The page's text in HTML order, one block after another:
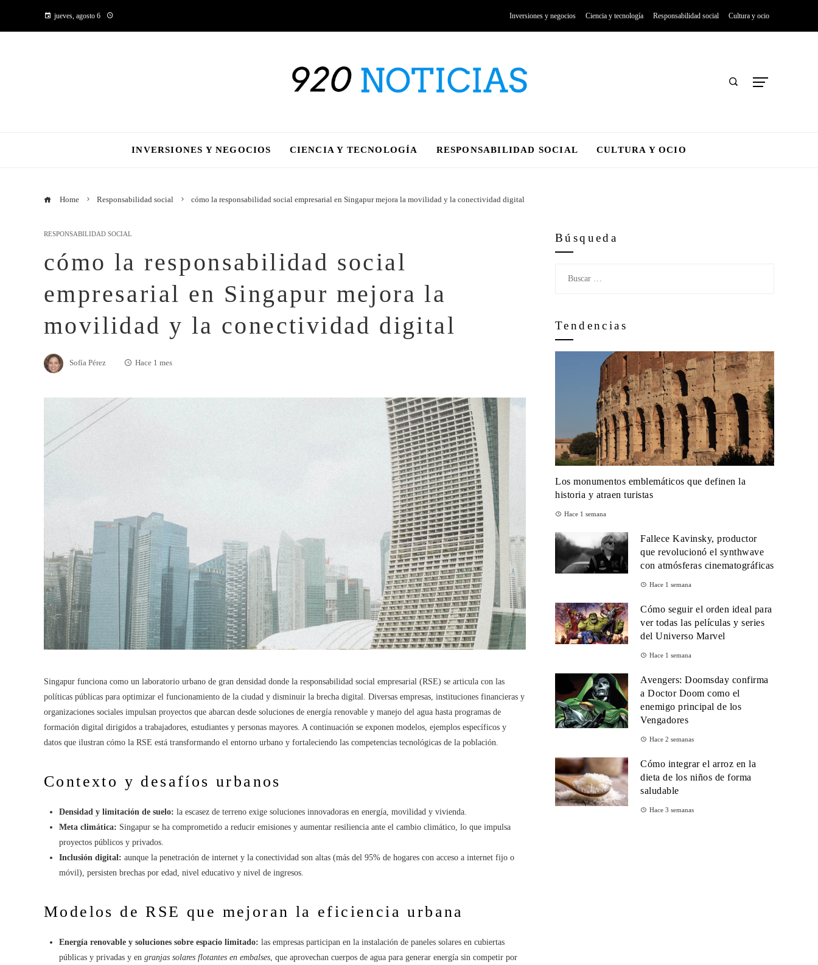
jueves, agosto 6 Inversiones y negocios Ciencia y tecnología Responsabilidad social Cultura y ocio
INVERSIONES Y NEGOCIOS CIENCIA Y TECNOLOGÍA RESPONSABILIDAD SOCIAL CULTURA Y OCIO
Home Responsabilidad social cómo la responsabilidad social empresarial en Singapur mejora la movilidad y la conectividad digital
RESPONSABILIDAD SOCIAL
cómo la responsabilidad social
empresarial en Singapur mejora la
movilidad y la conectividad digital
Sofía Pérez Hace 1 mes
Singapur funciona como un laboratorio urbano de gran densidad donde la responsabilidad social empresarial (RSE) se articula con las
políticas públicas para optimizar el funcionamiento de la ciudad y disminuir la brecha digital. Diversas empresas, instituciones financieras y
organizaciones sociales impulsan proyectos que abarcan desde soluciones de energía renovable y manejo del agua hasta programas de
formación digital dirigidos a trabajadores, estudiantes y personas mayores. A continuación se exponen modelos, ejemplos específicos y
datos que ilustran cómo la RSE está transformando el entorno urbano y fortaleciendo las competencias tecnológicas de la población.
Contexto y desafíos urbanos
Densidad y limitación de suelo: la escasez de terreno exige soluciones innovadoras en energía, movilidad y vivienda.
Meta climática: Singapur se ha comprometido a reducir emisiones y aumentar resiliencia ante el cambio climático, lo que impulsa
proyectos públicos y privados.
Inclusión digital: aunque la penetración de internet y la conectividad son altas (más del 95% de hogares con acceso a internet fijo o
móvil), persisten brechas por edad, nivel educativo y nivel de ingresos.
Modelos de RSE que mejoran la eficiencia urbana
Energía renovable y soluciones sobre espacio limitado: las empresas participan en la instalación de paneles solares en cubiertas
públicas y privadas y en granjas solares flotantes en embalses , que aprovechan cuerpos de agua para generar energía sin competir por
Búsqueda
Tendencias
Los monumentos emblemáticos que definen la
historia y atraen turistas
Hace 1 semana
Fallece Kavinsky, productor
que revolucionó el synthwave
con atmósferas cinematográficas
Hace 1 semana
Cómo seguir el orden ideal para
ver todas las películas y series
del Universo Marvel
Hace 1 semana
Avengers: Doomsday confirma
a Doctor Doom como el
enemigo principal de los
Vengadores
Hace 2 semanas
Cómo integrar el arroz en la
dieta de los niños de forma
saludable
Hace 3 semanas